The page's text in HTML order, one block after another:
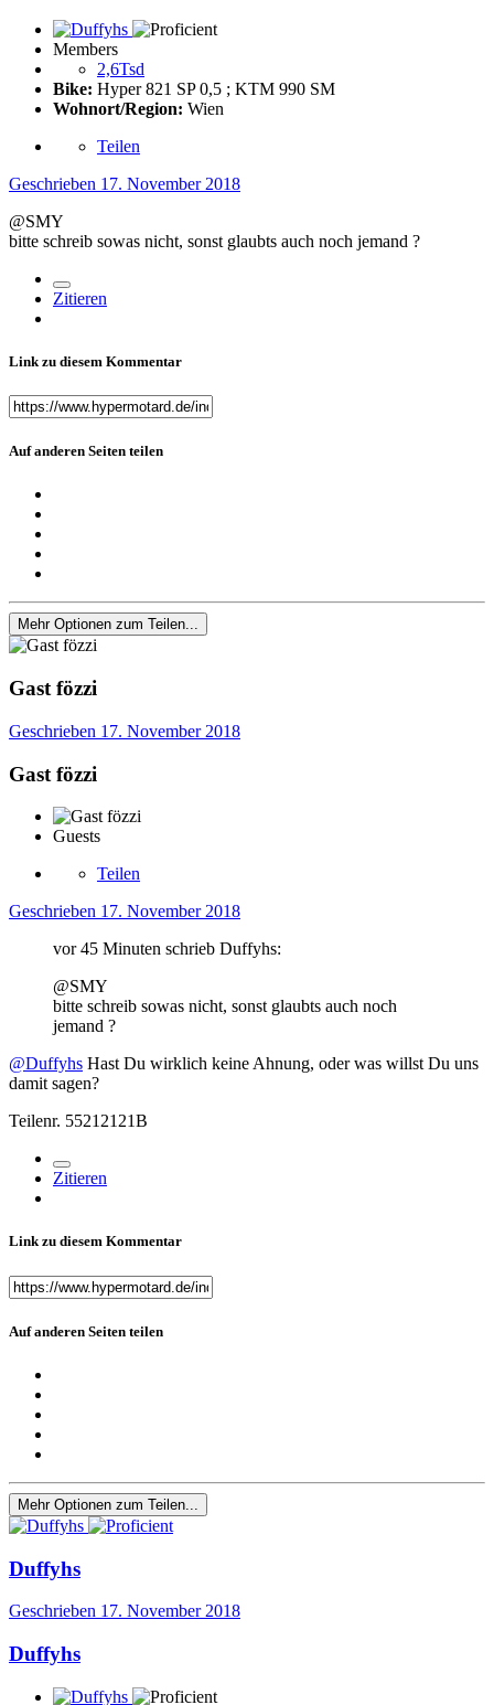
Members
2,6Tsd
Bike: Hyper 821 SP 0,5 ; KTM 990 SM
Wohnort/Region: Wien
Teilen
Geschrieben 17. November 2018
@SMY
bitte schreib sowas nicht, sonst glaubts auch noch jemand ?
Zitieren
Link zu diesem Kommentar
Auf anderen Seiten teilen
Mehr Optionen zum Teilen...
Gast fözzi
Geschrieben 17. November 2018
Gast fözzi
Guests
Teilen
Geschrieben 17. November 2018
vor 45 Minuten schrieb Duffyhs:
@SMY
bitte schreib sowas nicht, sonst glaubts auch noch
jemand ?
@Duffyhs Hast Du wirklich keine Ahnung, oder was willst Du uns
damit sagen?
Teilenr. 55212121B
Zitieren
Link zu diesem Kommentar
Auf anderen Seiten teilen
Mehr Optionen zum Teilen...
Duffyhs
Geschrieben 17. November 2018
Duffyhs